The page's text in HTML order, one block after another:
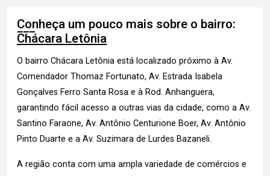
Conheça um pouco mais sobre o bairro:
Chácara Letônia
O bairro Chácara Letônia está localizado próximo à Av.
Comendador Thomaz Fortunato, Av. Estrada Isabela
Gonçalves Ferro Santa Rosa e à Rod. Anhanguera,
garantindo fácil acesso a outras vias da cidade, como a Av.
Santino Faraone, Av. Antônio Centurione Boer, Av. Antônio
Pinto Duarte e a Av. Suzimara de Lurdes Bazaneli.
A região conta com uma ampla variedade de comércios e